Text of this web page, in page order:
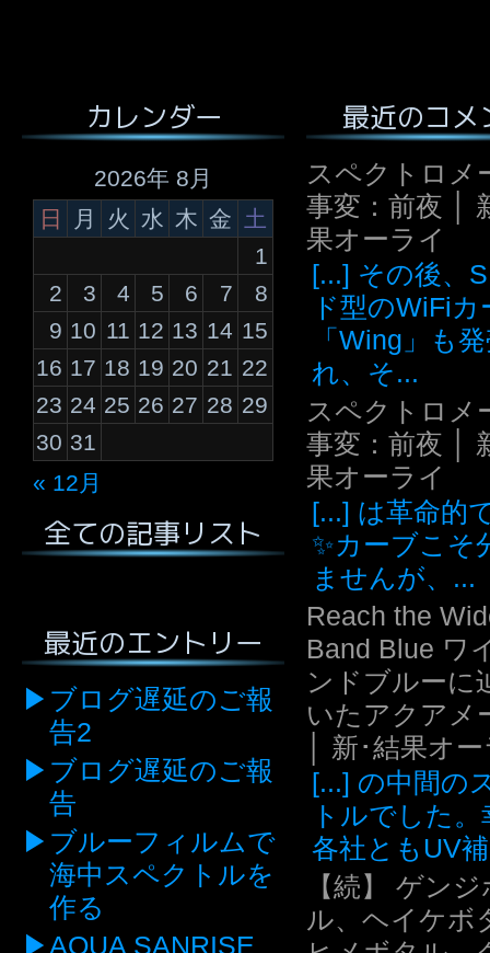
カレンダー
2026年 8月
日
月 火 水 木 金 土
« 12月
1
2
3 4 5 6 7
8
9 10 11 12 13 14 15
16 17 18 19 20 21 22
23 24 25 26 27 28 29
30 31
全ての記事リスト
最近のエントリー
ブログ遅延のご報
告2
ブログ遅延のご報
告
ブルーフィルムで
海中スペクトルを
作る
AQUA SANRISE
最近のコメ
スペクトロメ
事変：前夜 │
果オーライ
[...] その後、
ド型のWiFiカ
「Wing」も
れ、そ...
スペクトロメ
事変：前夜 │
果オーライ
[...] は革命的
✨カーブこそ
ませんが、...
Reach the
Band Blue ワ
ンドブルーに
いたアクアメ
│ 新･結果オ
[...] の中間の
トルでした
各社ともUV
【続】 ゲン
ル、ヘイケボ